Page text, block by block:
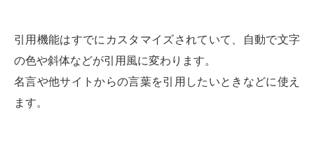
引用機能はすでにカスタマイズされていて、自動で文字
の色や斜体などが引用風に変わります。
名言や他サイトからの言葉を引用したいときなどに使え
ます。